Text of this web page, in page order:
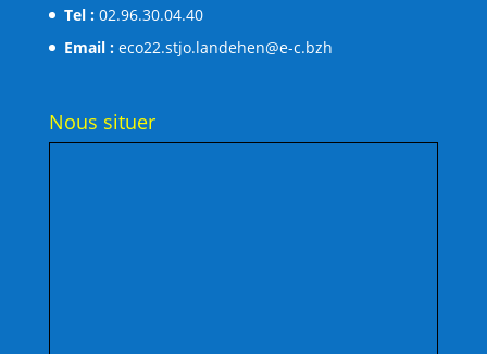
Tel :02.96.30.04.40
Email :eco22.stjo.landehen@e-c.bzh
Nous situer